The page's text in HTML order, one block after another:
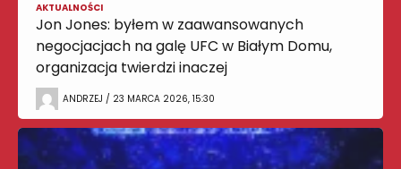
AKTUALNOŚCI
Jon Jones: byłem w zaawansowanych
negocjacjach na galę UFC w Białym Domu,
organizacja twierdzi inaczej
ANDRZEJ / 23 MARCA 2026, 15:30